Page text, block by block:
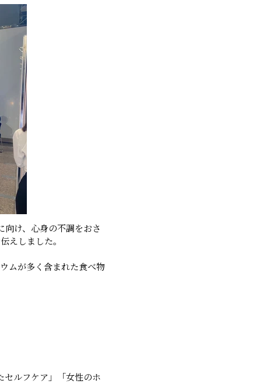
け、心身の不調をおさ
えしました。
ムが多く含まれた食べ物
ルフケア」「女性のホ